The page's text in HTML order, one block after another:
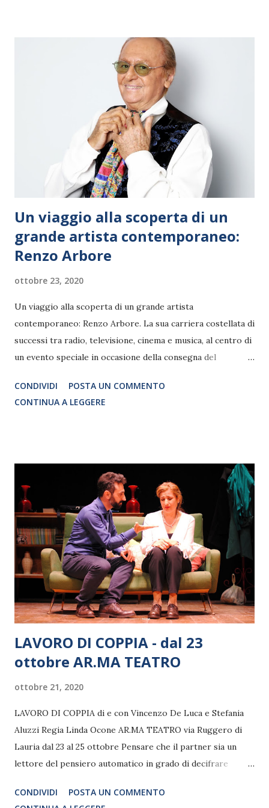
Un viaggio alla scoperta di un
grande artista contemporaneo:
Renzo Arbore
ottobre 23, 2020
Un viaggio alla scoperta di un grande artista
contemporaneo: Renzo Arbore. La sua carriera costellata di
successi tra radio, televisione, cinema e musica, al centro di
un evento speciale in occasione della consegna del
premiato nel tempo numerose eccellenze come Umberto
Eco, Meryl Streep, Roberto Benigni, Carlo Verdone, Arturo
carriera di un uomo che ha rivoluzionato il modo di fare
radio, televisione, cinema e musica dedicando al lavoro tutta
la sua vita. Renzo Arbore, artista contemporaneo di grande
levatura, con il suo essere innovativo, geniale, ha saputo
divertirsi e divertire. Allo showman, ambasciatore della
musica napoletana nel mondo, sarà consegnato il prossimo
24 ottobre presso il Teatro Basilica (piazza di Porta San
Giovanni 10) il prestigioso ...
CONDIVIDI
POSTA UN COMMENTO
CONTINUA A LEGGERE
LAVORO DI COPPIA - dal 23
ottobre AR.MA TEATRO
ottobre 21, 2020
LAVORO DI COPPIA di e con Vincenzo De Luca e Stefania
Aluzzi Regia Linda Ocone AR.MA TEATRO via Ruggero di
Lauria dal 23 al 25 ottobre Pensare che il partner sia un
lettore del pensiero automatico in grado di decifrare
sospeso certi che si risolveranno da soli, idealizzare altro
CONDIVIDI
POSTA UN COMMENTO